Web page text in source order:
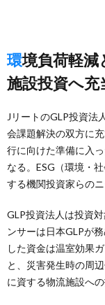
環境負荷軽減と社会課題解決に資する物流
施設投資へ充
JリートのGLP投資法
会課題解決の双方に
行に向けた準備に入
なる。ESG（環境・
する機関投資家らの
GLP投資法人は投資
ンサーは日本GLPが
した資金は温室効果
と、災害発生時の周
に資する物流施設へ